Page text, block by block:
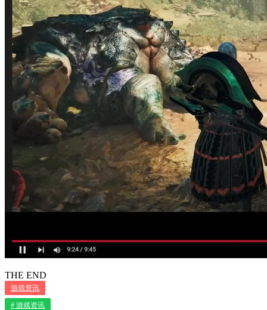
THE END
游戏资讯
# 游戏资讯